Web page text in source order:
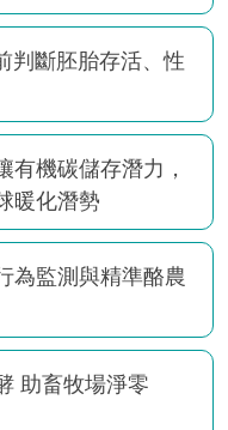
判斷胚胎存活、性
有機碳儲存潛力，
暖化潛勢
為監測與精準酪農
助畜牧場淨零